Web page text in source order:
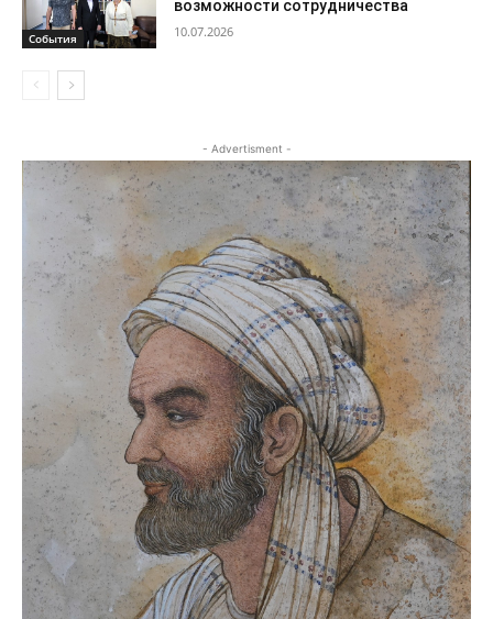
События
возможности сотрудничества
10.07.2026
- Advertisment -